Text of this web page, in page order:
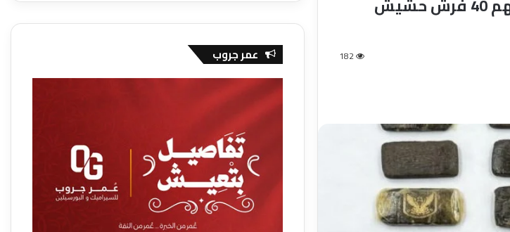
182 عمر جروب